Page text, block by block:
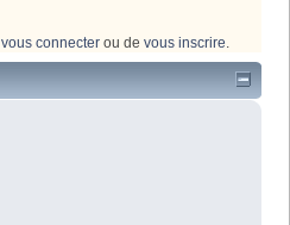
vous connecter ou de vous inscrire